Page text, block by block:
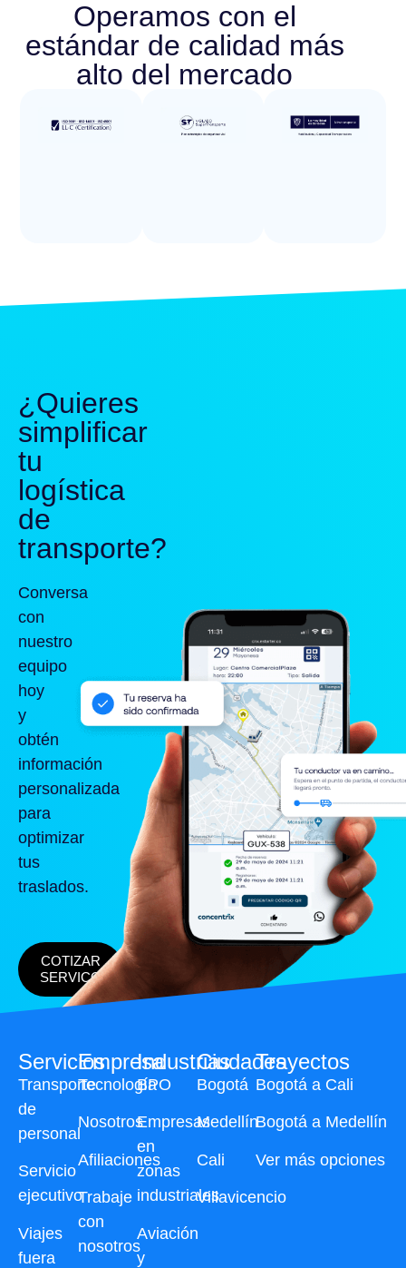
Operamos con el
estándar de calidad más
alto del mercado
¿Quieres
simplificar
tu
logística
de
transporte?
Conversa
con
nuestro
equipo
hoy
y
obtén
información
personalizada
para
optimizar
tus
traslados.
COTIZAR
SERVICO
Servicios
Transporte
de
personal
Servicio
ejecutivo
Viajes
fuera
Industrias
BPO
Empresas
en
zonas
industriales
Aviación
y
Ciudades
Bogotá
Medellín
Cali
Villavicencio
Trayectos
Bogotá a Cali
Bogotá a Medellín
Ver más opciones
Empresa
Tecnología
Nosotros
Afiliaciones
Trabaje
con
nosotros